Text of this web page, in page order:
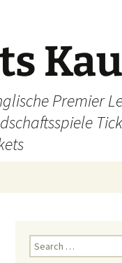
Premier
Search
for: